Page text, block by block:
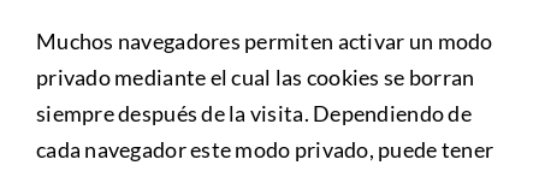
Muchos navegadores permiten activar un modo
privado mediante el cual las cookies se borran
siempre después de la visita. Dependiendo de
cada navegador este modo privado, puede tener